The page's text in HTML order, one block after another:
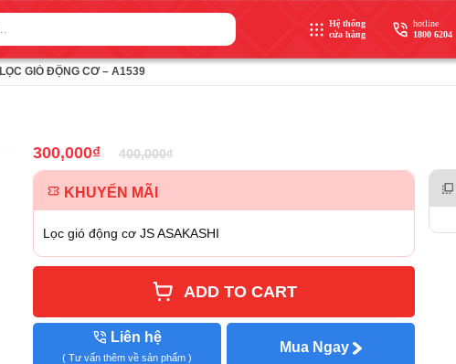
Hệ thống
cửa hàng
hotline
1800 6204
LỌC GIÓ ĐỘNG CƠ – A1539
300,000₫ 400,000₫
KHUYẾN MÃI
Lọc gió động cơ JS ASAKASHI
ADD TO CART
Liên hệ
( Tư vấn thêm về sản phẩm )
Mua Ngay